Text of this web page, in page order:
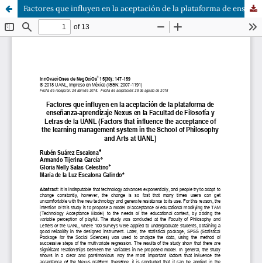
Factores que influyen en la aceptación de la plataforma de enseñanza-aprendizaje Nexus en la Facultad de Filosofía y Letras de la UANL